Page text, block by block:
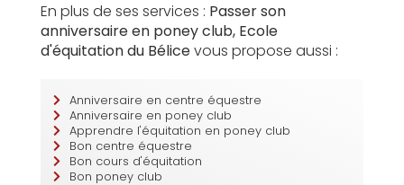
En plus de ses services : Passer son
anniversaire en poney club, Ecole
d'équitation du Bélicevous propose aussi :
Anniversaire en centre équestre
Anniversaire en poney club
Apprendre l'équitation en poney club
Bon centre équestre
Bon cours d'équitation
Bon poney club